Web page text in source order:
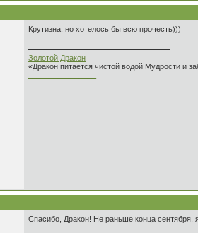
Крутизна, но хотелось бы всю прочесть)))
Золотой Дракон
«Дракон питается чистой водой Мудрости и
Спасибо, Дракон! Не раньше конца сентября,